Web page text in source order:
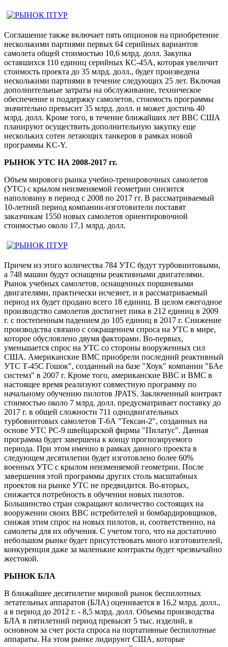
Соглашение также включает пять опционов на приобретение
несколькими партиями первых 64 серийных вариантов
самолета общей стоимостью 10,6 млрд. долл. Закупка
оставшихся 110 единиц серийных КС-45А, которая увеличит
стоимость проекта до 35 млрд. долл., будет произведена
несколькими партиями в течение следующих 25 лет. Включая
дополнительные затраты на обслуживание, техническое
обеспечение и поддержку самолетов, стоимость программы
значительно превысит 35 млрд. долл. и может достичь 40
млрд. долл. Кроме того, в течение ближайших лет ВВС США
планируют осуществить дополнительную закупку еще
нескольких сотен летающих танкеров в рамках новой
программы KC-Y.
РЫНОК УТС НА 2008-2017 гг.
Объем мирового рынка учебно-тренировочных самолетов
(УТС) с крылом неизменяемой геометрии снизится
наполовину в период с 2008 по 2017 гг. В рассматриваемый
10-летний период компании-изготовители поставят
заказчикам 1550 новых самолетов ориентировочной
стоимостью около 17,1 млрд. долл.
Причем из этого количества 784 УТС будут турбовинтовыми,
а 748 машин будут оснащены реактивными двигателями.
Рынок учебных самолетов, оснащенных поршневыми
двигателями, практически исчезнет, и в рассматриваемый
период их будет продано всего 18 единиц. В целом ежегодное
производство самолетов достигнет пика в 212 единиц в 2009
г. с постепенным падением до 105 единиц в 2017 г. Снижение
производства связано с сокращением спроса на УТС в мире,
которое обусловлено двумя факторами. Во-первых,
уменьшается спрос на УТС со стороны вооруженных сил
США. Американские ВМС приобрели последний реактивный
УТС Т-45С Гошок", созданный на базе "Хоук" компании "БАе
системз" в 2007 г. Кроме того, американские ВВС и ВМС в
настоящее время реализуют совместную программу по
начальному обучению пилотов JPATS. Заключенный контракт
стоимостью около 7 млрд. долл. предусматривает поставку до
2017 г. в общей сложности 711 однодвигательных
турбовинтовых самолетов Т-6А "Тексан-2", созданных на
основе УТС РС-9 швейцарской фирмы "Пилатус". Данная
программа будет завершена к концу прогнозируемого
периода. При этом именно в рамках данного проекта в
следующем десятилетии будет изготовлено более 60%
военных УТС с крылом неизменяемой геометрии. После
завершения этой программы других столь масштабных
проектов на рынке УТС не предвидится. Во-вторых,
снижается потребность в обучении новых пилотов.
Большинство стран сокращают количество состоящих на
вооружении своих ВВС истребителей и бомбардировщиков,
снижая этим спрос на новых пилотов, и, соответственно, на
самолеты для их обучения. С учетом того, что на достаточно
небольшом рынке будет присутствовать много изготовителей,
конкуренция даже за маленькие контракты будет чрезвычайно
жестокой.
РЫНОК БЛА
В ближайшее десятилетие мировой рынок беспилотных
летательных аппаратов (БЛА) оценивается в 16,2 млрд. долл.,
а в период до 2012 г. - 8,5 млрд. долл. Объемы производства
БЛА в пятилетний период превысят 5 тыс. изделий, в
основном за счет роста спроса на портативные беспилотные
аппараты. На этом рынке лидируют США, которые